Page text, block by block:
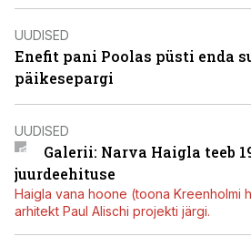
UUDISED
Enefit pani Poolas püsti enda
päikesepargi
UUDISED
Galerii: Narva Haigla teeb
juurdeehituse
Haigla vana hoone (toona Kreenholmi
arhitekt Paul Alischi projekti järgi.